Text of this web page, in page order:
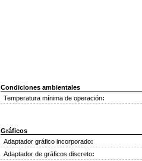
Condiciones ambientales
Temperatura mínima de operación:
Gráficos
Adaptador gráfico incorporado:
Adaptador de gráficos discreto: